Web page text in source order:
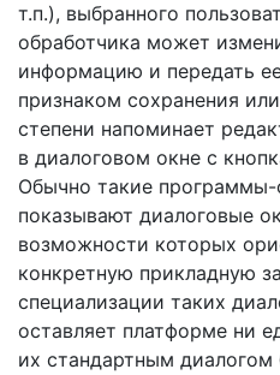
т.п.), выбранного
обработчика может
информацию и передать
признаком сохранения
степени напоминает
в диалоговом окне с
Обычно такие программы-
показывают диалоговые
возможности которых
конкретную прикладную
специализации таких
оставляет платформе ни
их стандартным диалогом